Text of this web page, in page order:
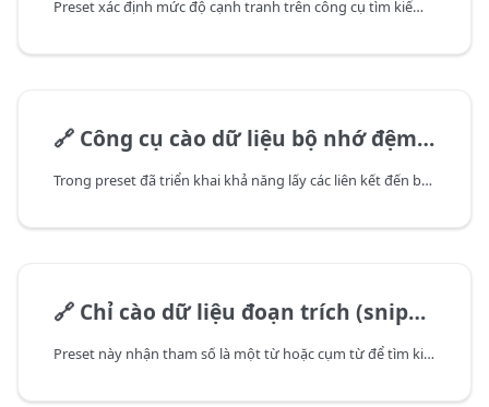
Preset xác định mức độ cạnh tranh trên công cụ tìm kiếm Yandex theo từ khóa.
🔗 Công cụ cào dữ liệu bộ nhớ đệm (cache) Yandex
Trong preset đã triển khai khả năng lấy các liên kết đến bộ nhớ đệm của công cụ tìm kiếm Yandex.
🔗 Chỉ cào dữ liệu đoạn trích (snippet) từ Yandex
Preset này nhận tham số là một từ hoặc cụm từ để tìm kiếm trên Yandex.